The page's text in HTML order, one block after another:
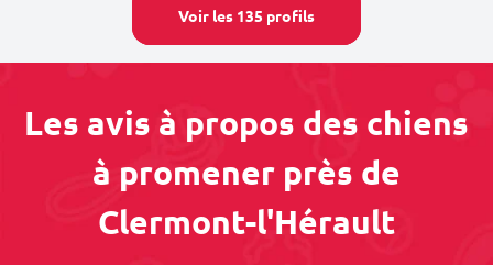
Voir les 135 profils
Les avis à propos des chiens
à promener près de
Clermont-l'Hérault